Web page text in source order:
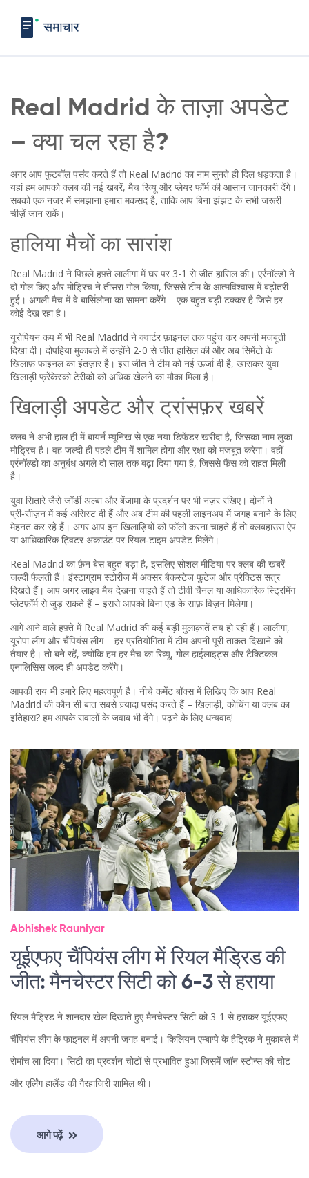
Real Madrid के ताज़ा अपडेट
– क्या चल रहा है?
अगर आप फुटबॉल पसंद करते हैं तो Real Madrid का नाम सुनते ही दिल धड़कता है।
यहां हम आपको क्लब की नई खबरें, मैच रिव्यू और प्लेयर फॉर्म की आसान जानकारी देंगे।
सबको एक नजर में समझाना हमारा मकसद है, ताकि आप बिना झंझट के सभी जरूरी
चीज़ें जान सकें।
हालिया मैचों का सारांश
Real Madrid ने पिछले हफ़्ते लालीगा में घर पर 3-1 से जीत हासिल की। एर्रनॉल्डो ने
दो गोल किए और मोड्रिच ने तीसरा गोल किया, जिससे टीम के आत्मविश्वास में बढ़ोतरी
हुई। अगली मैच में वे बार्सिलोना का सामना करेंगे – एक बहुत बड़ी टक्कर है जिसे हर
कोई देख रहा है।
यूरोपियन कप में भी Real Madrid ने क्वार्टर फ़ाइनल तक पहुंच कर अपनी मजबूती
दिखा दी। दोपहिया मुकाबले में उन्होंने 2-0 से जीत हासिल की और अब सिमेंटो के
खिलाफ़ फाइनल का इंतज़ार है। इस जीत ने टीम को नई ऊर्जा दी है, खासकर युवा
खिलाड़ी फ्रेंकेस्को टेरीको को अधिक खेलने का मौका मिला है।
खिलाड़ी अपडेट और ट्रांसफ़र खबरें
क्लब ने अभी हाल ही में बायर्न म्यूनिख से एक नया डिफेंडर खरीदा है, जिसका नाम लुका
मोड्रिच है। वह जल्दी ही पहले टीम में शामिल होगा और रक्षा को मजबूत करेगा। वहीं
एर्रनॉल्डो का अनुबंध अगले दो साल तक बढ़ा दिया गया है, जिससे फैंस को राहत मिली
है।
युवा सितारे जैसे जॉर्डी अल्बा और बेंजामा के प्रदर्शन पर भी नज़र रखिए। दोनों ने
प्री‑सीज़न में कई असिस्ट दी हैं और अब टीम की पहली लाइनअप में जगह बनाने के लिए
मेहनत कर रहे हैं। अगर आप इन खिलाड़ियों को फॉलो करना चाहते हैं तो क्लबहाउस ऐप
या आधिकारिक ट्विटर अकाउंट पर रियल‑टाइम अपडेट मिलेंगे।
Real Madrid का फ़ैन बेस बहुत बड़ा है, इसलिए सोशल मीडिया पर क्लब की खबरें
जल्दी फैलती हैं। इंस्टाग्राम स्टोरीज़ में अक्सर बैकस्टेज फुटेज और प्रैक्टिस सत्र
दिखते हैं। आप अगर लाइव मैच देखना चाहते हैं तो टीवी चैनल या आधिकारिक स्ट्रिमिंग
प्लेटफ़ॉर्म से जुड़ सकते हैं – इससे आपको बिना एड के साफ़ विज़न मिलेगा।
आगे आने वाले हफ़्ते में Real Madrid की कई बड़ी मुलाक़ातें तय हो रही हैं। लालीगा,
यूरोपा लीग और चैंपियंस लीग – हर प्रतियोगिता में टीम अपनी पूरी ताकत दिखाने को
तैयार है। तो बने रहें, क्योंकि हम हर मैच का रिव्यू, गोल हाईलाइट्स और टैक्टिकल
एनालिसिस जल्द ही अपडेट करेंगे।
आपकी राय भी हमारे लिए महत्वपूर्ण है। नीचे कमेंट बॉक्स में लिखिए कि आप Real
Madrid की कौन सी बात सबसे ज़्यादा पसंद करते हैं – खिलाड़ी, कोचिंग या क्लब का
इतिहास? हम आपके सवालों के जवाब भी देंगे। पढ़ने के लिए धन्यवाद!
Abhishek Rauniyar
यूईएफए चैंपियंस लीग में रियल मैड्रिड की
जीत: मैनचेस्टर सिटी को 6-3 से हराया
रियल मैड्रिड ने शानदार खेल दिखाते हुए मैनचेस्टर सिटी को 3-1 से हराकर यूईएफए
चैंपियंस लीग के फाइनल में अपनी जगह बनाई। किलियन एम्बाप्पे के हैट्रिक ने मुकाबले में
रोमांच ला दिया। सिटी का प्रदर्शन चोटों से प्रभावित हुआ जिसमें जॉन स्टोन्स की चोट
और एर्लिंग हालैंड की गैरहाजिरी शामिल थी।
आगे पढ़ें